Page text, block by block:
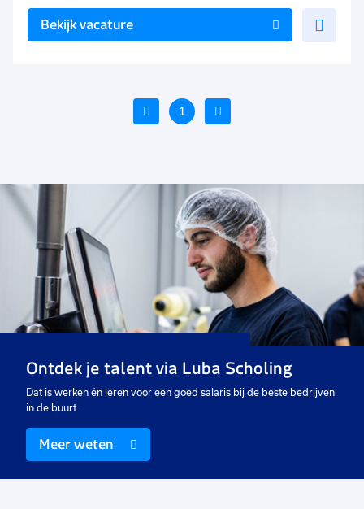
Bekijk vacature
Vorige
1
Voeg
toe
aan
favorieten
Medewerker milieustraat
16 tot 40 uur
Uitzicht op vast
Ontdek je talent via Luba Scholing
Dat is werken én leren voor een goed salaris bij de beste bedrijven
in de buurt.
Meer weten